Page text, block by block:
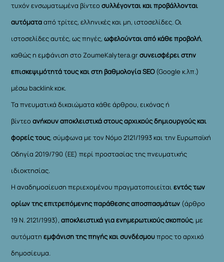
τυχόν ενσωματωμένα βίντεοσυλλέγονται και προβάλλονται
αυτόματααπό τρίτες, ελληνικές και μη, ιστοσελίδες. Οι
ιστοσελίδες αυτές, ως πηγές,ωφελούνται από κάθε προβολή,
καθώς η εμφάνιση στο ZoumeKalytera.grσυνεισφέρει στην
επισκεψιμότητά τους και στη βαθμολογία SEO(Google κ.λπ.)
μέσω backlink κοκ.
Τα πνευματικά δικαιώματα κάθε άρθρου, εικόνας ή
βίντεοανήκουν αποκλειστικά στους αρχικούς δημιουργούς και
φορείς τους, σύμφωνα με τον Νόμο 2121/1993 και την Ευρωπαϊκή
Οδηγία 2019/790 (ΕΕ) περί προστασίας της πνευματικής
ιδιοκτησίας.
Η αναδημοσίευση περιεχομένου πραγματοποιείταιεντός των
ορίων της επιτρεπόμενης παράθεσης αποσπασμάτων (άρθρο
19 Ν. 2121/1993), αποκλειστικά για ενημερωτικούς σκοπούς, με
αυτόματηεμφάνιση της πηγής και συνδέσμουπρος το αρχικό
δημοσίευμα.